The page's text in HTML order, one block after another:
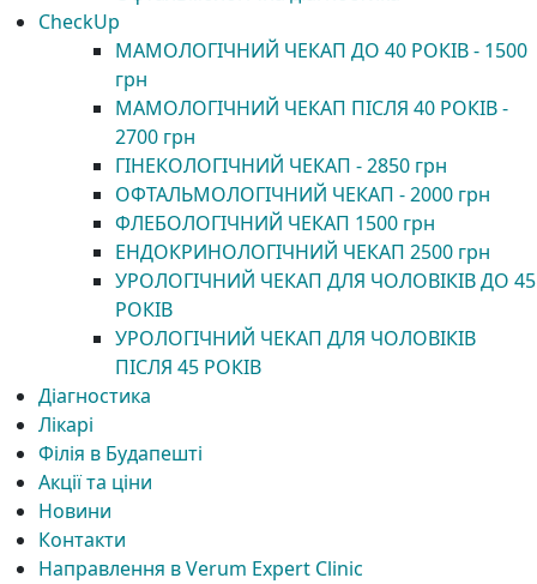
CheckUp
МАМОЛОГІЧНИЙ ЧЕКАП ДО 40 РОКІВ - 1500
грн
МАМОЛОГІЧНИЙ ЧЕКАП ПІСЛЯ 40 РОКІВ -
2700 грн
ГІНЕКОЛОГІЧНИЙ ЧЕКАП - 2850 грн
ОФТАЛЬМОЛОГІЧНИЙ ЧЕКАП - 2000 грн
ФЛЕБОЛОГІЧНИЙ ЧЕКАП 1500 грн
ЕНДОКРИНОЛОГІЧНИЙ ЧЕКАП 2500 грн
УРОЛОГІЧНИЙ ЧЕКАП ДЛЯ ЧОЛОВІКІВ ДО 45
РОКІВ
УРОЛОГІЧНИЙ ЧЕКАП ДЛЯ ЧОЛОВІКІВ
ПІСЛЯ 45 РОКІВ
Діагностика
Лікарі
Філія в Будапешті
Акції та ціни
Новини
Контакти
Направлення в Verum Expert Clinic